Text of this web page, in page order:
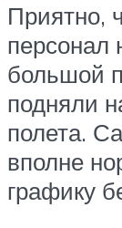
Приятно,
персонал
большой
подняли
полета.
вполне
графику